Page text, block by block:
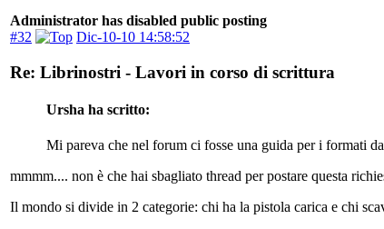
Administrator has disabled public posting
#32
Dic-10-10 14:58:52
Re: Librinostri - Lavori in corso di scrittura
Ursha ha scritto:
Mi pareva che nel forum ci fosse una guida per i formati
mmmm.... non è che hai sbagliato thread per postare questa
Il mondo si divide in 2 categorie: chi ha la pistola carica e chi